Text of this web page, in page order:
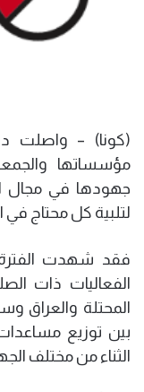
(كونا) – واصلت
مؤسساتها
جهودها في مجال
لتلبية كل محتاج في
فقد شهدت
الفعاليات ذات
المحتلة والعراق
بين توزيع
الثناء من مختلف